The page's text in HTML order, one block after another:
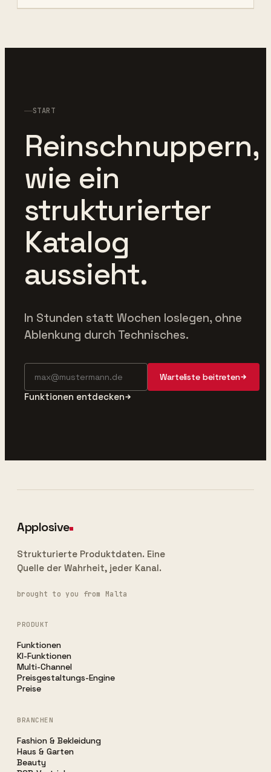
START
Reinschnuppern,
wie ein
strukturierter
Katalog
aussieht.
In Stunden statt Wochen loslegen, ohne
Ablenkung durch Technisches.
Warteliste beitreten
Funktionen entdecken
Applosive
Strukturierte Produktdaten. Eine
Quelle der Wahrheit, jeder Kanal.
brought to you from Malta
PRODUKT
Funktionen
KI-Funktionen
Multi-Channel
Preisgestaltungs-Engine
Preise
BRANCHEN
Fashion & Bekleidung
Haus & Garten
Beauty